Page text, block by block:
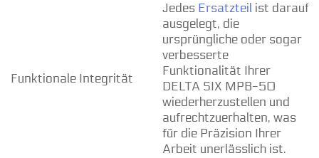
Funktionale Integrität
Jedes Ersatzteilist darauf
ausgelegt, die
ursprüngliche oder sogar
verbesserte
Funktionalität Ihrer
DELTA SIX MPB-50
wiederherzustellen und
aufrechtzuerhalten, was
für die Präzision Ihrer
Arbeit unerlässlich ist.